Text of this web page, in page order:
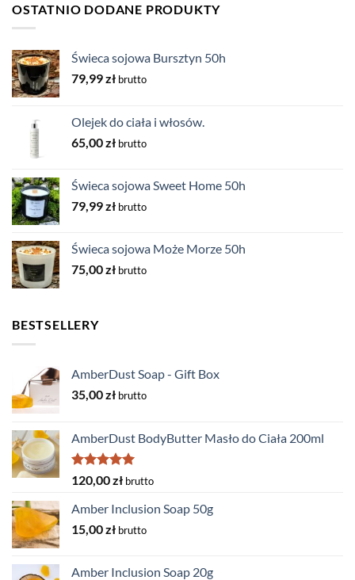
OSTATNIO DODANE PRODUKTY
Świeca sojowa Bursztyn 50h
79,99zł brutto
Olejek do ciała i włosów.
65,00zł brutto
Świeca sojowa Sweet Home 50h
79,99zł brutto
Świeca sojowa Może Morze 50h
75,00zł brutto
BESTSELLERY
AmberDust Soap - Gift Box
35,00zł brutto
AmberDust BodyButter Masło do Ciała 200ml
Rated5.00
out of 5
120,00zł brutto
Amber Inclusion Soap 50g
15,00zł brutto
Amber Inclusion Soap 20g